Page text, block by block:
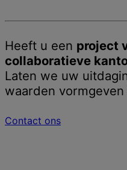
Heeft u een project
collaboratieve
Laten we uw
waarden
Contact ons